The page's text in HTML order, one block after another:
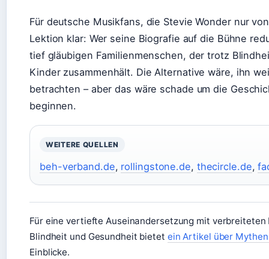
Für deutsche Musikfans, die Stevie Wonder nur
Lektion klar: Wer seine Biografie auf die Bühne
tief gläubigen Familienmenschen, der trotz
Kinder zusammenhält. Die Alternative wäre, ihn
betrachten – aber das wäre schade um die
beginnen.
WEITERE QUELLEN
beh-verband.de, rollingstone.de, thecircle.de,
Für eine vertiefte Auseinandersetzung mit
Blindheit und Gesundheit bietet ein Artikel über
Einblicke.